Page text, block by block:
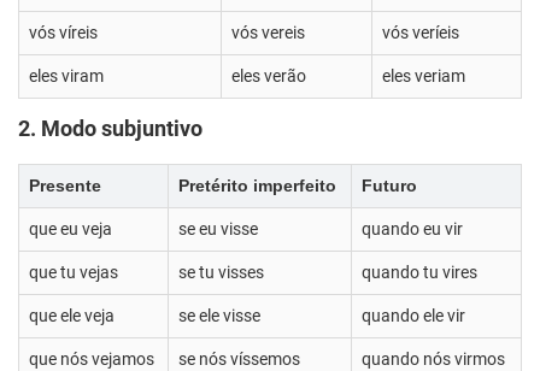
vós víreis vós vereis vós veríeis
eles viram eles verão eles veriam
2. Modo subjuntivo
Presente Pretérito imperfeito Futuro
que eu veja se eu visse quando eu vir
que tu vejas se tu visses quando tu vires
que ele veja se ele visse quando ele vir
que nós vejamos se nós víssemos quando nós virmos